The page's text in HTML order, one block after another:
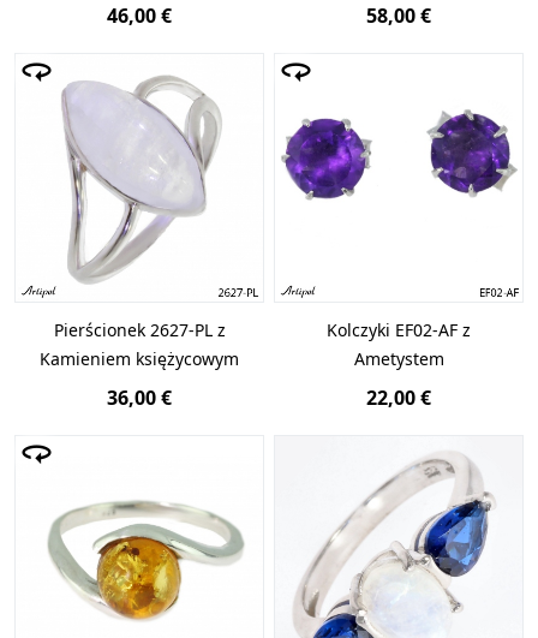
46,00 € 58,00 €
Pierścionek 2627-PL z
Kamieniem księżycowym
36,00 €
Kolczyki EF02-AF z
Ametystem
22,00 €